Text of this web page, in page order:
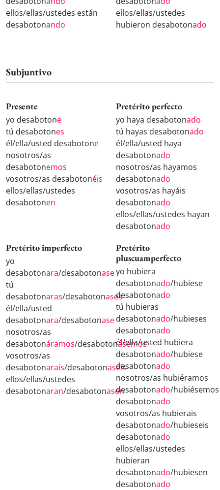
ellos/ellas/ustedes están
desabotonando
ellos/ellas/ustedes
hubieron desabotonado
Subjuntivo
Presente
yo desabotone
tú desabotones
él/ella/usted desabotone
nosotros/as
desabotonemos
vosotros/as desabotonéis
ellos/ellas/ustedes
desabotonen
Pretérito perfecto
yo haya desabotonado
tú hayas desabotonado
él/ella/usted haya
desabotonado
nosotros/as hayamos
desabotonado
vosotros/as hayáis
desabotonado
ellos/ellas/ustedes hayan
desabotonado
Pretérito imperfecto
yo
desabotonara/desabotonase
tú
desabotonaras/desabotonases
él/ella/usted
desabotonara/desabotonase
nosotros/as
desabotonáramos/desabotonásemos
vosotros/as
desabotonarais/desabotonaseis
ellos/ellas/ustedes
desabotonaran/desabotonasen
Pretérito
pluscuamperfecto
yo hubiera
desabotonado/hubiese
desabotonado
tú hubieras
desabotonado/hubieses
desabotonado
él/ella/usted hubiera
desabotonado/hubiese
desabotonado
nosotros/as hubiéramos
desabotonado/hubiésemos
desabotonado
vosotros/as hubierais
desabotonado/hubieseis
desabotonado
ellos/ellas/ustedes
hubieran
desabotonado/hubiesen
desabotonado